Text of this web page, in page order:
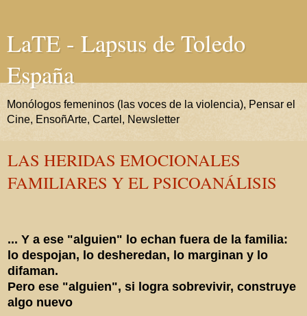
LaTE - Lapsus de Toledo
España
Monólogos femeninos (las voces de la violencia), Pensar el
Cine, EnsoñArte, Cartel, Newsletter
LAS HERIDAS EMOCIONALES
FAMILIARES Y EL PSICOANÁLISIS
... Y a ese "alguien" lo echan fuera de la familia:
lo despojan, lo desheredan, lo marginan y lo
difaman.
Pero ese "alguien", si logra sobrevivir, construye
algo nuevo